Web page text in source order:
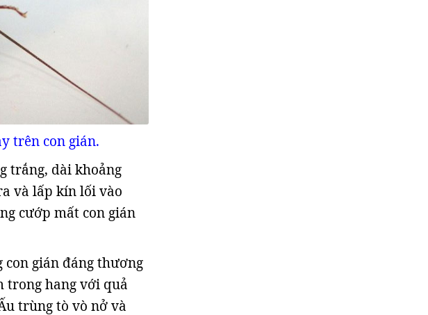
trên con gián.
trắng, dài khoảng
và lấp kín lối vào
cướp mất con gián
gián đáng thương
trong hang với quả
trùng tò vò nở và